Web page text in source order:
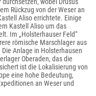
Rückzug von der Weser an
Aliso errichtete. Einige
Kastell Aliso um das
Im „Holsterhauser Feld“
römische Marschlager aus
Anlage in Holsterhausen
Oberaden, das die
ist die Lokalisierung von
eine hohe Bedeutung,
an Weser und